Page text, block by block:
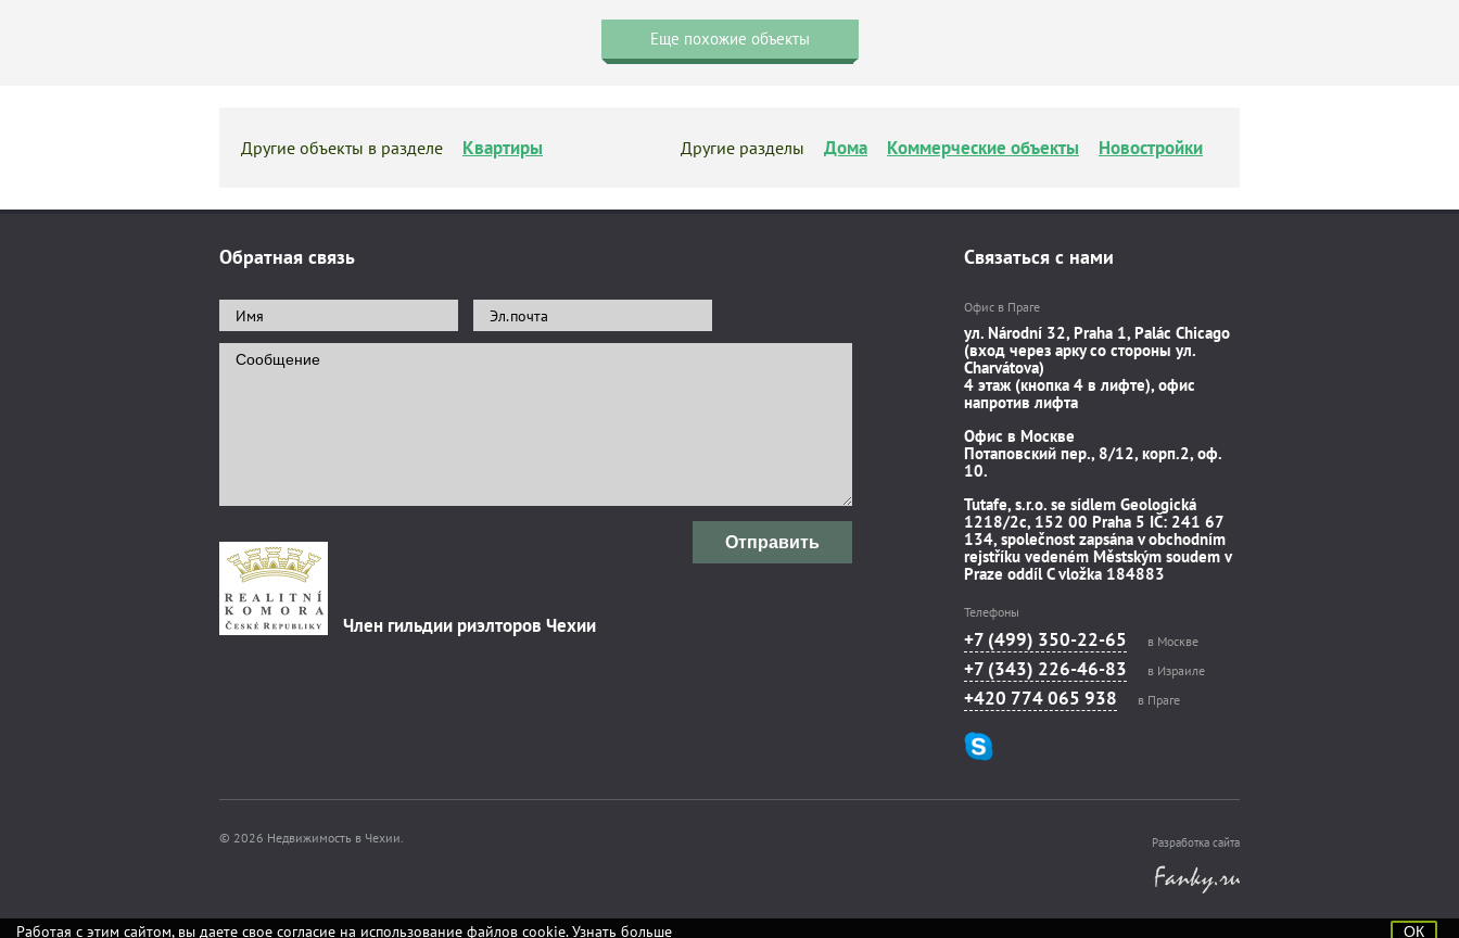
Еще похожие объекты
Другие объекты в разделе Квартиры Другие разделы Дома Коммерческие объекты Новостройки
Обратная связь
Отправить
Член гильдии риэлторов Чехии
Связаться с нами
Офис в Праге
ул. Národní 32, Praha 1, Palác Chicago
(вход через арку со стороны ул.
Charvátova)
4 этаж (кнопка 4 в лифте), офис
напротив лифта
Офис в Москве
Потаповский пер., 8/12, корп.2, оф.
10.
Tutafe, s.r.o. se sídlem Geologická
1218/2c, 152 00 Praha 5 IČ: 241 67
134, společnost zapsána v obchodním
rejstříku vedeném Městským soudem v
Praze oddíl C vložka 184883
Телефоны
+7 (499) 350-22-65 в Москве
+7 (343) 226-46-83 в Израиле
+420 774 065 938 в Праге
© 2026 Недвижимость в Чехии. Разработка сайта
Работая с этим сайтом, вы даете свое согласие на использование файлов cookie.Узнать больше ОК